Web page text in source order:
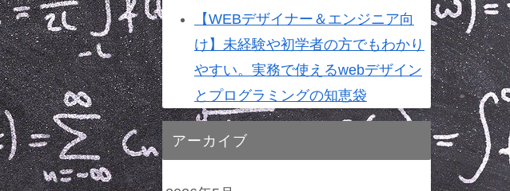
【WEBデザイナー＆エンジニア向
け】未経験や初学者の方でもわかり
やすい。実務で使えるwebデザイン
とプログラミングの知恵袋
アーカイブ